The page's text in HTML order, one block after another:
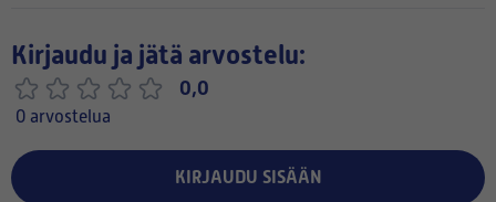
Kirjaudu ja jätä arvostelu:
0,0
0 arvostelua
KIRJAUDU SISÄÄN